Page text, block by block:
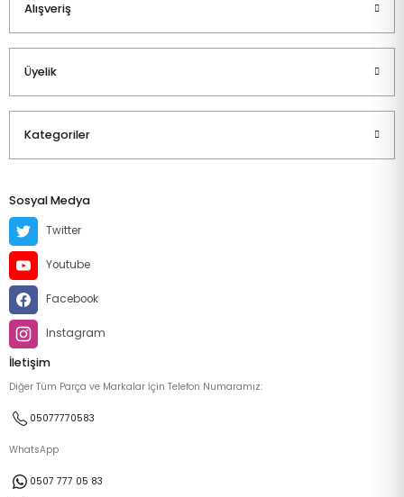
Alışveriş
Üyelik
Kategoriler
Sosyal Medya
Twitter
Youtube
Facebook
Instagram
İletişim
Diğer Tüm Parça ve Markalar İçin Telefon Numaramız:
05077770583
WhatsApp
0507 777 05 83